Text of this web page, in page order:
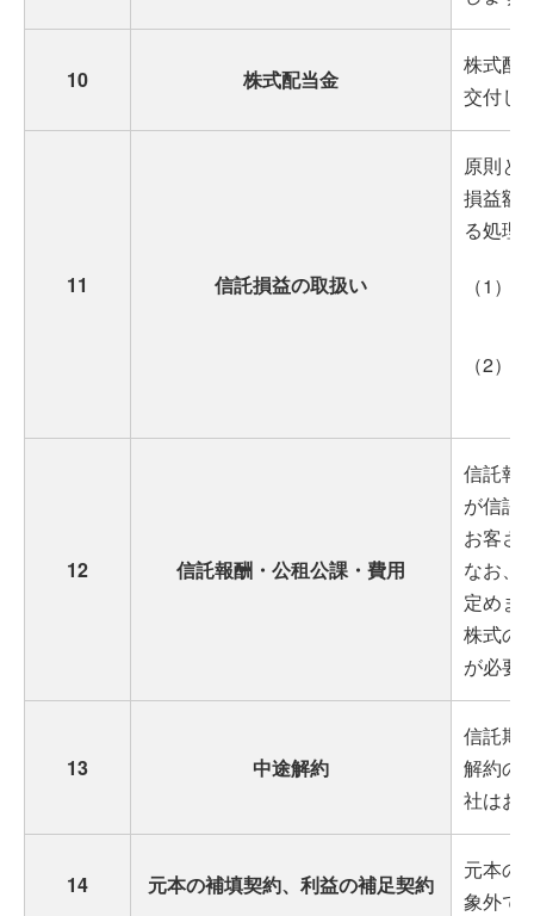
10 株式配当金
株式配
交付し
11 信託損益の取扱い
原則と
損益額
る処理
（1）
（2）
12 信託報酬・公租公課・費用
信託報
が信託
お客さ
なお、
定めま
株式の
が必要
13 中途解約
信託期
解約の
社はお
14 元本の補填契約、利益の補足契約
元本の
象外で